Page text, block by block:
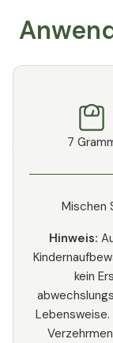
7
Mischen
Hinweis:
kein